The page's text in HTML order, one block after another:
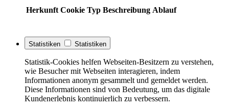
Herkunft Cookie Typ Beschreibung Ablauf
Statistiken Statistiken
Statistik-Cookies helfen Webseiten-Besitzern zu verstehen,
wie Besucher mit Webseiten interagieren, indem
Informationen anonym gesammelt und gemeldet werden.
Diese Informationen sind von Bedeutung, um das digitale
Kundenerlebnis kontinuierlich zu verbessern.